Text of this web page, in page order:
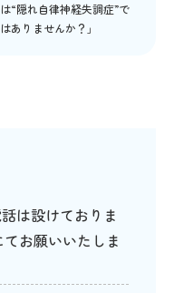
は“隠れ自律神経失調症”で
はありませんか？」
は設けておりま
お願いいたしま